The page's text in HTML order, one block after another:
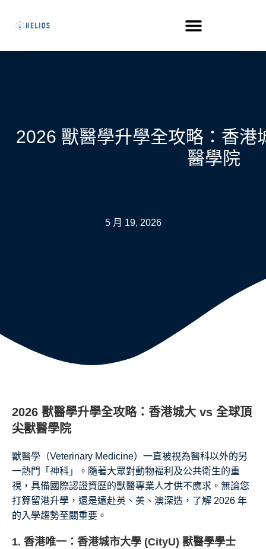
2026 獸醫學升學全攻略：香港
醫學院
5 月 19, 2026
2026 獸醫學升學全攻略：香港城大 vs 全球頂
尖獸醫學院
獸醫學（Veterinary Medicine）一直被視為醫科以外的另
一熱門「神科」。隨著大眾對動物福利及公共衛生的重
視，具備國際認證資歷的獸醫專業人才供不應求。無論您
打算留港升學，還是遠赴英、美、澳深造，了解 2026 年
的入學趨勢至關重要。
1. 香港唯一：香港城市大學 (CityU) 獸醫學學士